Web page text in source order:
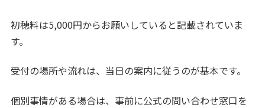
初穂料は5,000円からお願いしていると記載されていま
す。
受付の場所や流れは、当日の案内に従うのが基本です。
個別事情がある場合は、事前に公式の問い合わせ窓口を